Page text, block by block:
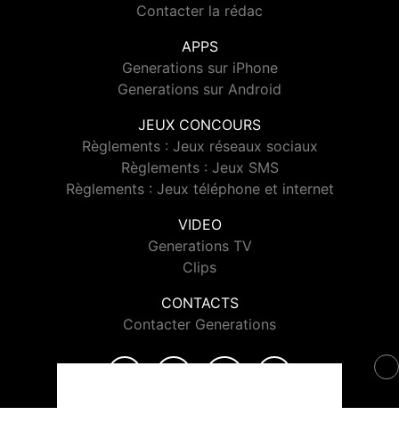
Contacter la rédac
APPS
Generations sur iPhone
Generations sur Android
JEUX CONCOURS
Règlements : Jeux réseaux sociaux
Règlements : Jeux SMS
Règlements : Jeux téléphone et internet
VIDEO
Generations TV
Clips
CONTACTS
Contacter Generations